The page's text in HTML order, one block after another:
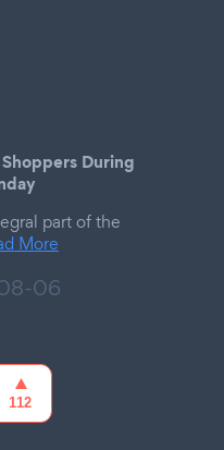
During
part of the
More
06